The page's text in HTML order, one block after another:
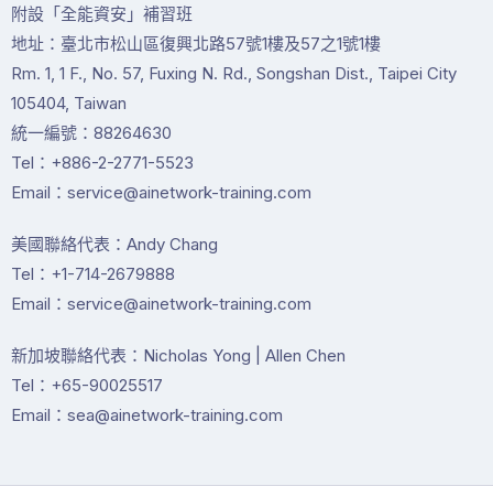
附設「全能資安」補習班
地址：臺北市松山區復興北路57號1樓及57之1號1樓
Rm. 1, 1 F., No. 57, Fuxing N. Rd., Songshan Dist., Taipei City
105404, Taiwan
統一編號：88264630
Tel：+886-2-2771-5523
Email：service@ainetwork-training.com
美國聯絡代表：Andy Chang
Tel：+1-714-2679888
Email：service@ainetwork-training.com
新加坡聯絡代表：Nicholas Yong | Allen Chen
Tel：+65-90025517
Email：sea@ainetwork-training.com